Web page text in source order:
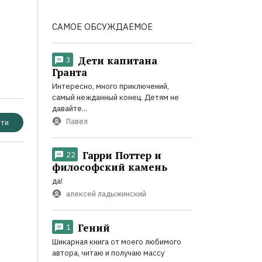
САМОЕ ОБСУЖДАЕМОЕ
3
Дети капитана
Гранта
Интересно, много приключений,
самый нежданный конец. Детям не
давайте...
Павел
22
Гарри Поттер и
философский камень
да!
алексей ладыжинский
1 Гений
Шикарная книга от моего любимого
автора, читаю и получаю массу